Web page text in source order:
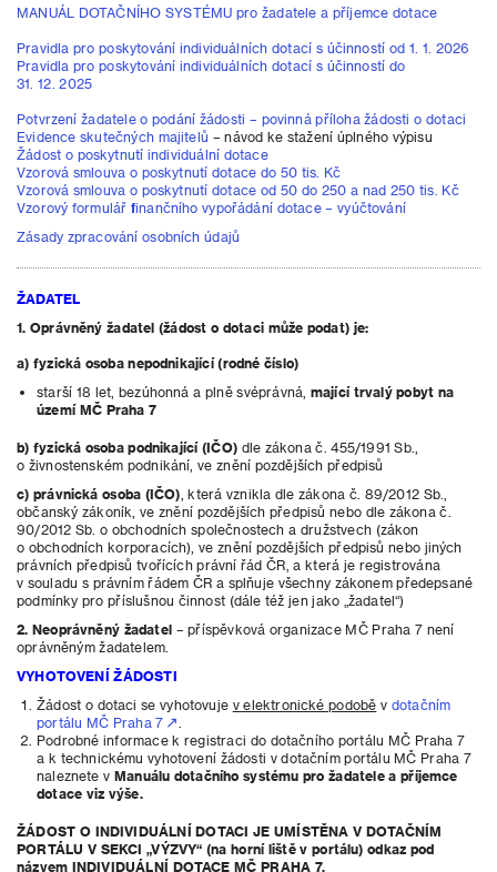
MANUÁL DOTAČNÍHO SYSTÉMU pro žadatele a příjemce dotace
Pravidla pro poskytování individuálních dotací s účinností od 1. 1. 2026
Pravidla pro poskytování individuálních dotací s účinností do
31. 12. 2025
Potvrzení žadatele o podání žádosti – povinná příloha žádosti o dotaci
Evidence skutečných majitelů – návod ke stažení úplného výpisu
Žádost o poskytnutí individuální dotace
Vzorová smlouva o poskytnutí dotace do 50 tis. Kč
Vzorová smlouva o poskytnutí dotace od 50 do 250 a nad 250 tis. Kč
Vzorový formulář finančního vypořádání dotace – vyúčtování
Zásady zpracování osobních údajů
ŽADATEL
1. Oprávněný žadatel (žádost o dotaci může podat) je:
a) fyzická osoba nepodnikající (rodné číslo)
starší 18 let, bezúhonná a plně svéprávná, mající trvalý pobyt na
území MČ Praha 7
b) fyzická osoba podnikající (IČO)dle zákona č. 455/1991 Sb.,
o živnostenském podnikání, ve znění pozdějších předpisů
c) právnická osoba (IČO) , která vznikla dle zákona č. 89/2012 Sb.,
občanský zákoník, ve znění pozdějších předpisů nebo dle zákona č.
90/2012 Sb. o obchodních společnostech a družstvech (zákon
o obchodních korporacích), ve znění pozdějších předpisů nebo jiných
právních předpisů tvořících právní řád ČR, a která je registrována
v souladu s právním řádem ČR a splňuje všechny zákonem předepsané
podmínky pro příslušnou činnost (dále též jen jako „žadatel“)
2. Neoprávněný žadatel– příspěvková organizace MČ Praha 7 není
oprávněným žadatelem.
VYHOTOVENÍ ŽÁDOSTI
Žádost o dotaci se vyhotovuje v elektronické podobě v dotačním
portálu MČ Praha 7
Podrobné informace k registraci do dotačního portálu MČ Praha 7
a k technickému vyhotovení žádosti v dotačním portálu MČ Praha 7
naleznete vManuálu dotačního systému pro žadatele a příjemce
dotace viz výše.
ŽÁDOST O INDIVIDUÁLNÍ DOTACI JE UMÍSTĚNA V DOTAČNÍM
PORTÁLU V SEKCI „VÝZVY“ (na horní liště v portálu) odkaz pod
názvem INDIVIDUÁLNÍ DOTACE MČ PRAHA 7.